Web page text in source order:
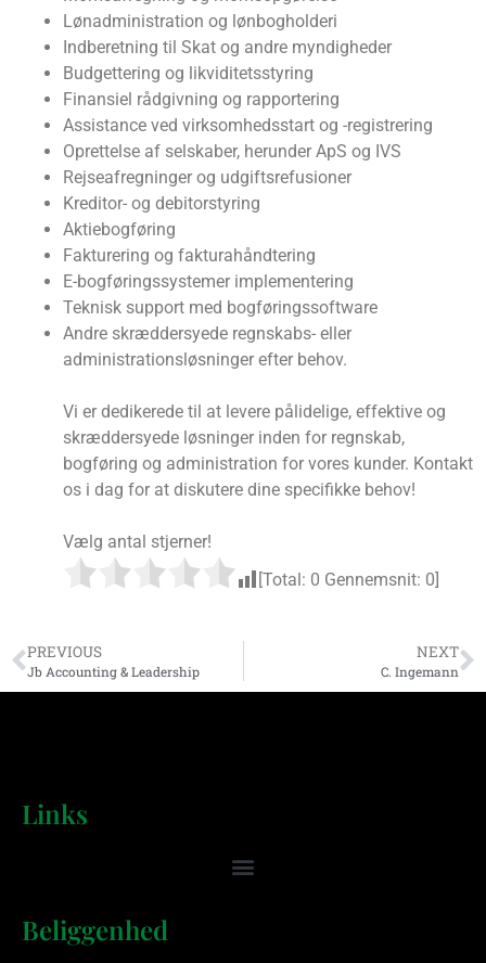
Lønadministration og lønbogholderi
Indberetning til Skat og andre myndigheder
Budgettering og likviditetsstyring
Finansiel rådgivning og rapportering
Assistance ved virksomhedsstart og -registrering
Oprettelse af selskaber, herunder ApS og IVS
Rejseafregninger og udgiftsrefusioner
Kreditor- og debitorstyring
Aktiebogføring
Fakturering og fakturahåndtering
E-bogføringssystemer implementering
Teknisk support med bogføringssoftware
Andre skræddersyede regnskabs- eller
administrationsløsninger efter behov.
Vi er dedikerede til at levere pålidelige, effektive og
skræddersyede løsninger inden for regnskab,
bogføring og administration for vores kunder. Kontakt
os i dag for at diskutere dine specifikke behov!
Vælg antal stjerner!
[Total: 0 Gennemsnit: 0
PREVIOUS
Jb Accounting & Leadership
NEXT
C. Ingemann
Links
Beliggenhed